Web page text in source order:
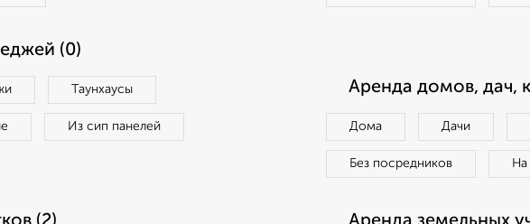
(0)
Таунхаусы
Из сип панелей
Аренда домов, дач,
Дома Дачи
Без посредников На